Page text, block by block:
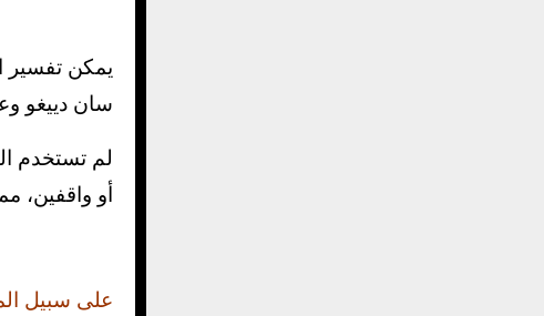
يمكن تفسير
سان دييغو
لم تستخدم
أو واقفين،
على سبيل